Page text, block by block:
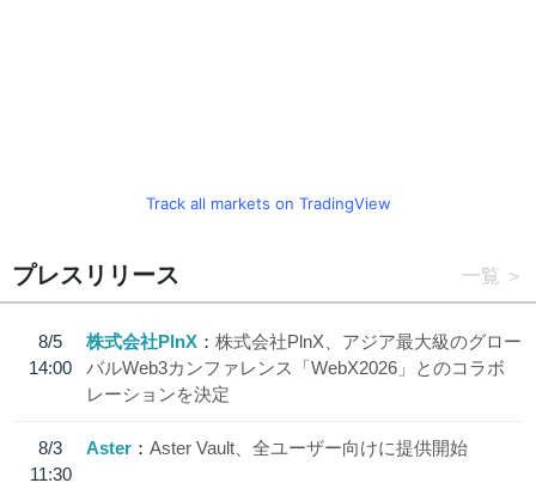
Track all markets on TradingView
プレスリリース 一覧
8/5
14:00
株式会社PlnX
株式会社PlnX、アジア最大級のグロー
バルWeb3カンファレンス「WebX2026」とのコラボ
レーションを決定
8/3
11:30
Aster Aster Vault、全ユーザー向けに提供開始